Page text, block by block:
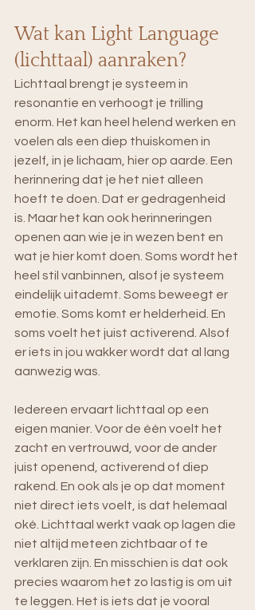
Wat kan Light Language
(lichttaal) aanraken?
Lichttaal brengt je systeem in
resonantie en verhoogt je trilling
enorm. Het kan heel helend werken en
voelen als een diep thuiskomen in
jezelf, in je lichaam, hier op aarde. Een
herinnering dat je het niet alleen
hoeft te doen. Dat er gedragenheid
is. Maar het kan ook herinneringen
openen aan wie je in wezen bent en
wat je hier komt doen. Soms wordt het
heel stil vanbinnen, alsof je systeem
eindelijk uitademt. Soms beweegt er
emotie. Soms komt er helderheid. En
soms voelt het juist activerend. Alsof
er iets in jou wakker wordt dat al lang
aanwezig was.
Iedereen ervaart lichttaal op een
eigen manier. Voor de één voelt het
zacht en vertrouwd, voor de ander
juist openend, activerend of diep
rakend. En ook als je op dat moment
niet direct iets voelt, is dat helemaal
oké. Lichttaal werkt vaak op lagen die
niet altijd meteen zichtbaar of te
verklaren zijn. En misschien is dat ook
precies waarom het zo lastig is om uit
te leggen. Het is iets dat je vooral